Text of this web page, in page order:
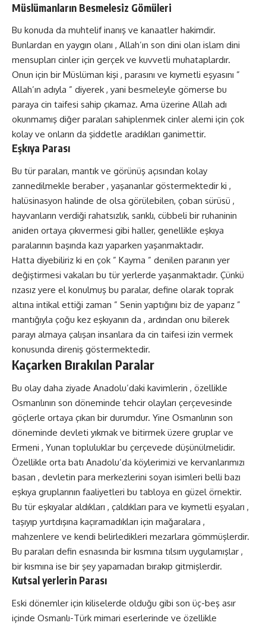
Müslümanların Besmelesiz Gömüleri
Bu konuda da muhtelif inanış ve kanaatler hakimdir.
Bunlardan en yaygın olanı , Allah’ın son dini olan islam dini
mensupları cinler için gerçek ve kuvvetli muhataplardır.
Onun için bir Müslüman kişi , parasını ve kıymetli eşyasını ”
Allah’ın adıyla ” diyerek , yani besmeleyle gömerse bu
paraya cin taifesi sahip çıkamaz. Ama üzerine Allah adı
okunmamış diğer paraları sahiplenmek cinler alemi için çok
kolay ve onların da şiddetle aradıkları ganimettir.
Eşkıya Parası
Bu tür paraları, mantık ve görünüş açısından kolay
zannedilmekle beraber , yaşananlar göstermektedir ki ,
halüsinasyon halinde de olsa görülebilen, çoban sürüsü ,
hayvanların verdiği rahatsızlık, sarıklı, cübbeli bir ruhaninin
aniden ortaya çıkıvermesi gibi haller, genellikle eşkıya
paralarının başında kazı yaparken yaşanmaktadır.
Hatta diyebiliriz ki en çok ” Kayma ” denilen paranın yer
değiştirmesi vakaları bu tür yerlerde yaşanmaktadır. Çünkü
rızasız yere el konulmuş bu paralar, define olarak toprak
altına intikal ettiği zaman ” Senin yaptığını biz de yaparız ”
mantığıyla çoğu kez eşkıyanın da , ardından onu bilerek
parayı almaya çalışan insanlara da cin taifesi izin vermek
konusunda direniş göstermektedir.
Kaçarken Bırakılan Paralar
Bu olay daha ziyade Anadolu’daki kavimlerin , özellikle
Osmanlının son döneminde tehcir olayları çerçevesinde
göçlerle ortaya çıkan bir durumdur. Yine Osmanlının son
döneminde devleti yıkmak ve bitirmek üzere gruplar ve
Ermeni , Yunan topluluklar bu çerçevede düşünülmelidir.
Özellikle orta batı Anadolu’da köylerimizi ve kervanlarımızı
basan , devletin para merkezlerini soyan isimleri belli bazı
eşkıya gruplarının faaliyetleri bu tabloya en güzel örnektir.
Bu tür eşkıyalar aldıkları , çaldıkları para ve kıymetli eşyaları ,
taşıyıp yurtdışına kaçıramadıkları için mağaralara ,
mahzenlere ve kendi belirledikleri mezarlara gömmüşlerdir.
Bu paraları defin esnasında bir kısmına tılsım uygulamışlar ,
bir kısmına ise bir şey yapamadan bırakıp gitmişlerdir.
Kutsal yerlerin Parası
Eski dönemler için kiliselerde olduğu gibi son üç-beş asır
içinde Osmanlı-Türk mimari eserlerinde ve özellikle